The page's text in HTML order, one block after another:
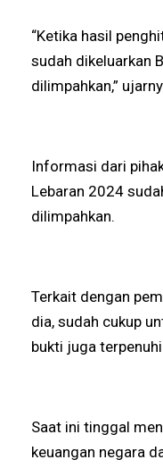
“Ketika hasil
sudah dikeluarkan
dilimpahkan,”
Informasi dari
Lebaran 2024
dilimpahkan.
Terkait dengan
dia, sudah cukup
bukti juga terpenuhi.
Saat ini tinggal
keuangan negara